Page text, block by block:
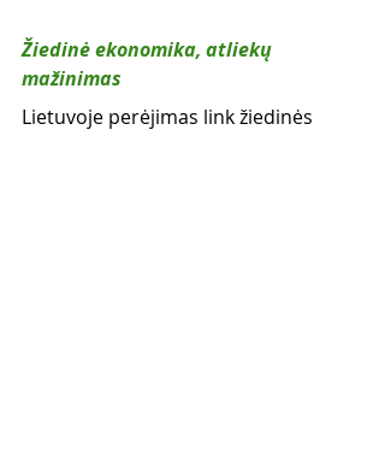
Žiedinė ekonomika, atliekų
mažinimas
Lietuvoje perėjimas link žiedinės